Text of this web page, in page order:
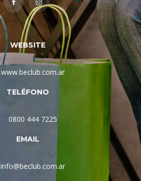
WEBSITE
www.beclub.com.ar
TELÉFONO
0800 444 7225
EMAIL
info@beclub.com.ar